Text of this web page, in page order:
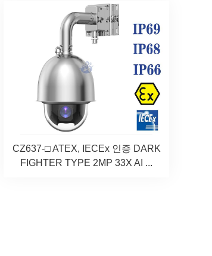
CZ637-□ ATEX, IECEx 인증 DARK
FIGHTER TYPE 2MP 33X AI ...